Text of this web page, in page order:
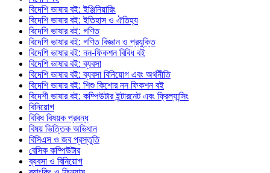
বিদেশি ভাষার বই: ইঞ্জিনিয়ারিং
বিদেশি ভাষার বই: ইতিহাস ও ঐতিহ্য
বিদেশি ভাষার বই: গণিত
বিদেশি ভাষার বই: গণিত বিজ্ঞান ও প্রযুক্তি
বিদেশি ভাষার বই: নন-ফিকশন বিবিধ বই
বিদেশি ভাষার বই: ব্যবসা
বিদেশি ভাষার বই: ব্যবসা বিনিয়োগ এবং অর্থনীতি
বিদেশি ভাষার বই: শিশু কিশোর নন ফিকশন বই
বিদেশী ভাষার বই: কম্পিউটার ইন্টারনেট এবং ফ্রিল্যান্সিং
বিনিয়োগ
বিবিধ বিষয়ক প্রবন্ধ
বিষয় ভিত্তিক অভিধান
বিসিএস ও জব প্রস্তুতি
বেসিক কম্পিউটার
ব্যবসা ও বিনিয়োগ